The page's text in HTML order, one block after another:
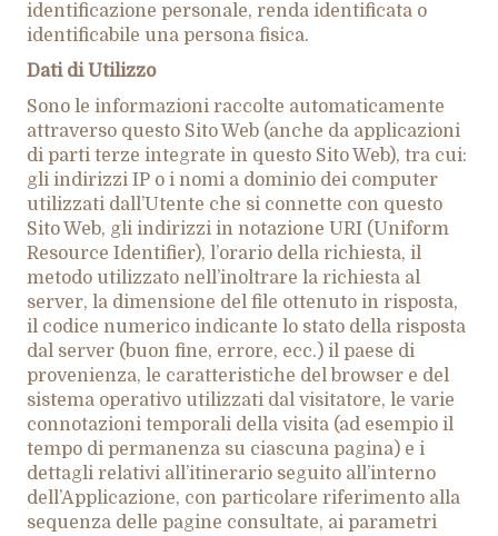
identificazione personale, renda identificata o
identificabile una persona fisica.
Dati di Utilizzo
Sono le informazioni raccolte automaticamente
attraverso questo Sito Web (anche da applicazioni
di parti terze integrate in questo Sito Web), tra cui:
gli indirizzi IP o i nomi a dominio dei computer
utilizzati dall’Utente che si connette con questo
Sito Web, gli indirizzi in notazione URI (Uniform
Resource Identifier), l’orario della richiesta, il
metodo utilizzato nell’inoltrare la richiesta al
server, la dimensione del file ottenuto in risposta,
il codice numerico indicante lo stato della risposta
dal server (buon fine, errore, ecc.) il paese di
provenienza, le caratteristiche del browser e del
sistema operativo utilizzati dal visitatore, le varie
connotazioni temporali della visita (ad esempio il
tempo di permanenza su ciascuna pagina) e i
dettagli relativi all’itinerario seguito all’interno
dell’Applicazione, con particolare riferimento alla
sequenza delle pagine consultate, ai parametri